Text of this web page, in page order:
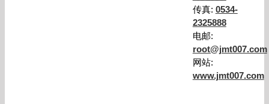
传真: 0534-
2325888
电邮:
root@jmt007.com
网站:
www.jmt007.com